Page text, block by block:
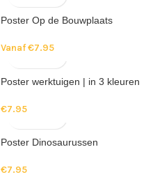
Poster Op de Bouwplaats
Vanaf€7.95
Poster werktuigen | in 3 kleuren
€7.95
Poster Dinosaurussen
€7.95